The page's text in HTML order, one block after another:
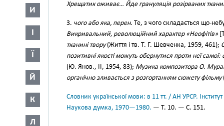
И
І
Ї
Й
К
Л
Хрещатик оживає… Йде грануляція розірваних
3. чого або яка, перен. Те, з чого складається що-
Викривальний, революційний характер «Неофітів»
тканині твору(Життя і тв. Т. Г. Шевченка, 1959, 461);
позитивні якості можуть обернутися проти неї
(Ю. Янов., II, 1954, 83); Музика композитора О.
органічно зливається з розгортанням сюжету фільму
Словник української мови: в 11 тт. / АН УРСР.
Наукова думка, 1970—1980. — Т. 10. — С. 151.